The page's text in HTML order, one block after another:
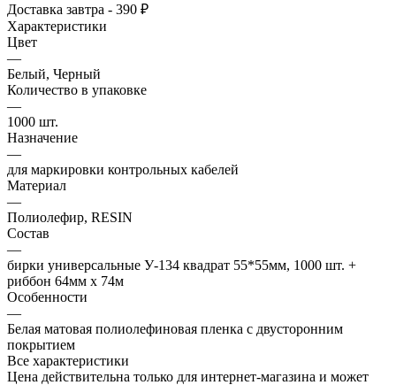
Доставка завтра - 390 ₽
Характеристики
Цвет
—
Белый, Черный
Количество в упаковке
—
1000 шт.
Назначение
—
для маркировки контрольных кабелей
Материал
—
Полиолефир, RESIN
Состав
—
бирки универсальные У-134 квадрат 55*55мм, 1000 шт. +
риббон 64мм х 74м
Особенности
—
Белая матовая полиолефиновая пленка с двусторонним
покрытием
Все характеристики
Цена действительна только для интернет-магазина и может